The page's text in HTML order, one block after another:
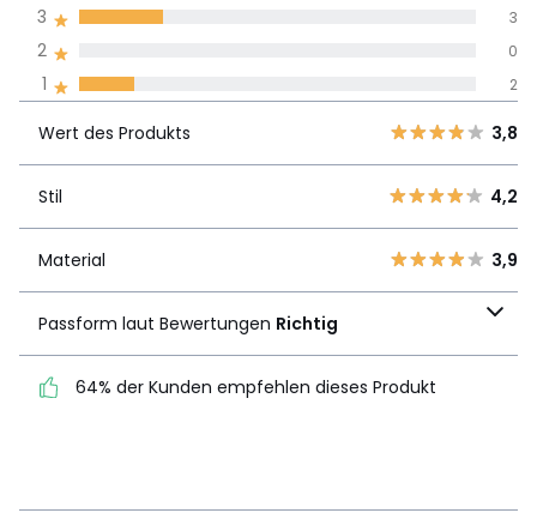
4
Wert des
4,2
3,9
Bewertungen
64% der Kunden
1 2
2 0
3 3
Wert des Produkts 3,8
Stil 4,2
Material 3,9
Passform laut Bewertungen Richtig
64% der Kunden empfehlen dieses Produkt